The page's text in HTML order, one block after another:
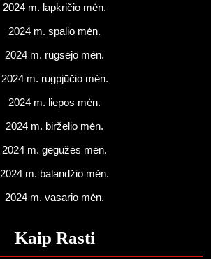
2024 m. lapkričio mėn.
2024 m. spalio mėn.
2024 m. rugsėjo mėn.
2024 m. rugpjūčio mėn.
2024 m. liepos mėn.
2024 m. birželio mėn.
2024 m. gegužės mėn.
2024 m. balandžio mėn.
2024 m. vasario mėn.
Kaip Rasti